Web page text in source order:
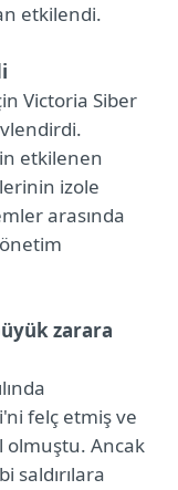
etkilendi.
Victoria Siber
etkilenen
izole
arasında
zarara
felç etmiş ve
olmuştu. Ancak
saldırılara